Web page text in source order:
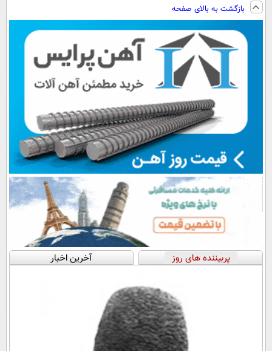
◂پرسش‌نامه)
بازگشت به بالای صفحه
پربیننده های روز آخرین اخبار